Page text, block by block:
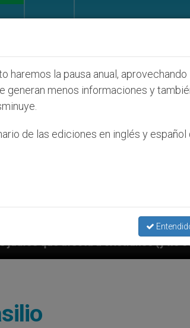
(y no sólo) en Tierra Santa
haremos la pausa anual, aprovechando
generan menos informaciones y
de las ediciones en inglés y español